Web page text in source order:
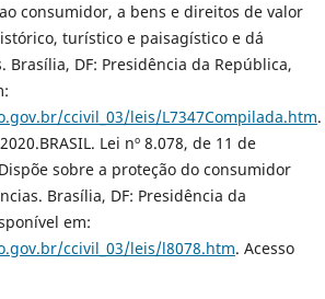
consumidor, a bens e direitos de valor
turístico e paisagístico e dá
Brasília, DF: Presidência da República,
ccivil_03/leis/L7347Compilada.htm.
Lei nº 8.078, de 11 de
sobre a proteção do consumidor
Brasília, DF: Presidência da
em:
ccivil_03/leis/l8078.htm. Acesso